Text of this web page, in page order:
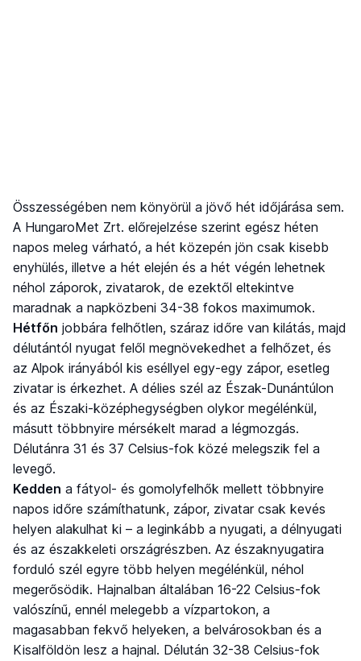
Összességében nem könyörül a jövő hét időjárása sem.
A HungaroMet Zrt. előrejelzése szerint egész héten
napos meleg várható, a hét közepén jön csak kisebb
enyhülés, illetve a hét elején és a hét végén lehetnek
néhol záporok, zivatarok, de ezektől eltekintve
maradnak a napközbeni 34-38 fokos maximumok.
Hétfőn jobbára felhőtlen, száraz időre van kilátás, majd
délutántól nyugat felől megnövekedhet a felhőzet, és
az Alpok irányából kis eséllyel egy-egy zápor, esetleg
zivatar is érkezhet. A délies szél az Észak-Dunántúlon
és az Északi-középhegységben olykor megélénkül,
másutt többnyire mérsékelt marad a légmozgás.
Délutánra 31 és 37 Celsius-fok közé melegszik fel a
levegő.
Kedden a fátyol- és gomolyfelhők mellett többnyire
napos időre számíthatunk, zápor, zivatar csak kevés
helyen alakulhat ki – a leginkább a nyugati, a délnyugati
és az északkeleti országrészben. Az északnyugatira
forduló szél egyre több helyen megélénkül, néhol
megerősödik. Hajnalban általában 16-22 Celsius-fok
valószínű, ennél melegebb a vízpartokon, a
magasabban fekvő helyeken, a belvárosokban és a
Kisalföldön lesz a hajnal. Délután 32-38 Celsius-fok